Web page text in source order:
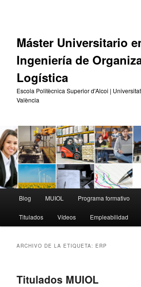
Máster Universitario
Ingeniería de
Logística
Escola Politècnica Superior d'Alcoi |
València
principal
Blog MUIOL Programa formativo
Titulados Vídeos Empleabilidad
ARCHIVO DE LA ETIQUETA: ERP
Titulados MUIOL